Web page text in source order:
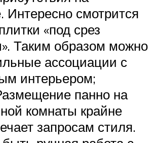
Интересно смотрится
«под срез
Таким образом можно
ассоциации с
интерьером;
панно на
комнаты крайне
запросам стиля.